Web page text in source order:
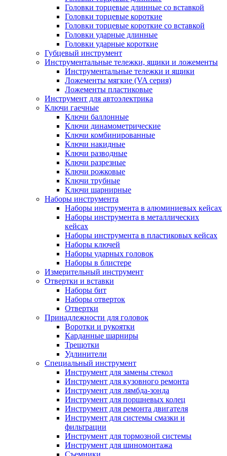
Головки торцевые длинные со вставкой
Головки торцевые короткие
Головки торцевые короткие со вставкой
Головки ударные длинные
Головки ударные короткие
Губцевый инструмент
Инструментальные тележки, ящики и ложементы
Инструментальные тележки и ящики
Ложементы мягкие (VA серия)
Ложементы пластиковые
Инструмент для автоэлектрика
Ключи гаечные
Ключи баллонные
Ключи динамометрические
Ключи комбинированные
Ключи накидные
Ключи разводные
Ключи разрезные
Ключи рожковые
Ключи трубные
Ключи шарнирные
Наборы инструмента
Наборы инструмента в алюминиевых кейсах
Наборы инструмента в металлических
кейсах
Наборы инструмента в пластиковых кейсах
Наборы ключей
Наборы ударных головок
Наборы в блистере
Измерительный инструмент
Отвертки и вставки
Наборы бит
Наборы отверток
Отвертки
Принадлежности для головок
Воротки и рукоятки
Карданные шарниры
Трещотки
Удлинители
Специальный инструмент
Инструмент для замены стекол
Инструмент для кузовного ремонта
Инструмент для лямбда-зонда
Инструмент для поршневых колец
Инструмент для ремонта двигателя
Инструмент для системы смазки и
фильтрации
Инструмент для тормозной системы
Инструмент для шиномонтажа
Съемники